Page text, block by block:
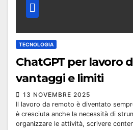
TECNOLOGIA
ChatGPT per lavoro
vantaggi e limiti
13 NOVEMBRE 2025
Il lavoro da remoto è diventato
è cresciuta anche la necessità di
organizzare le attività, scrivere